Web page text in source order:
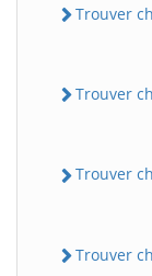
Trouver
Trouver
Trouver
Trouver